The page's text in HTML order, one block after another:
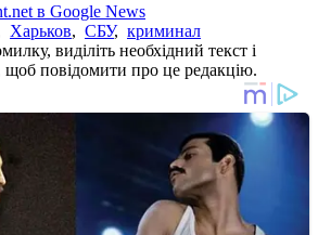
в Google News
Харьков, СБУ, криминал
виділіть необхідний текст і
щоб повідомити про це редакцію.